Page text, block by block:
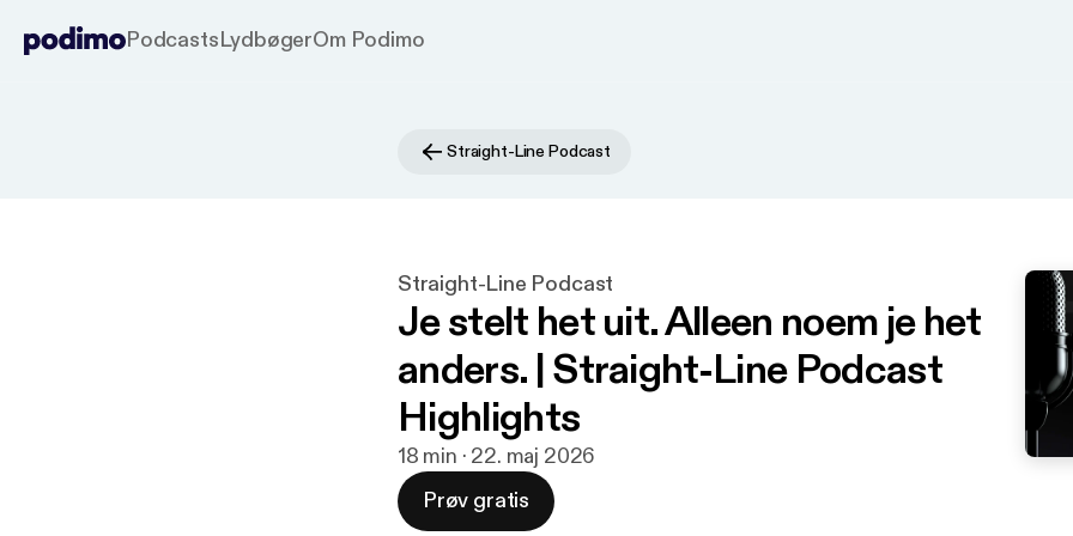
PodcastsLydbøgerOm Podimo
Straight-Line Podcast
Straight-Line Podcast
Je stelt het uit. Alleen noem je het
anders. | Straight-Line Podcast
Highlights
18 min · 22. maj 2026
Prøv gratis